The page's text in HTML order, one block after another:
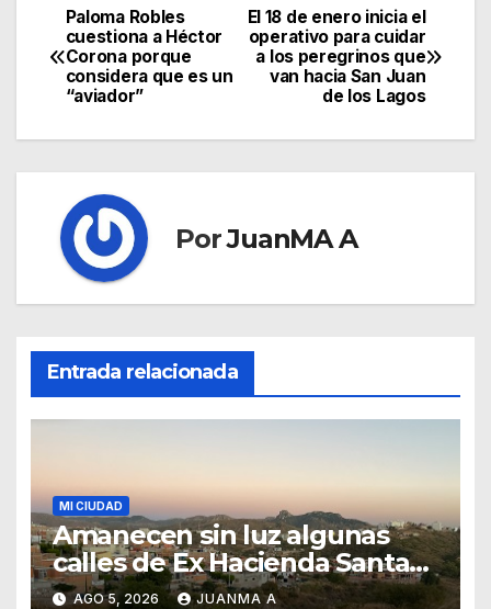
El 18 de enero inicia el
operativo para cuidar
a los peregrinos que
van hacia San Juan
de los Lagos
Paloma Robles
cuestiona a Héctor
Corona porque
considera que es un
“aviador”
PorJuanMA A
Entrada relacionada
MI CIUDAD
Amanecen sin luz algunas
calles de Ex Hacienda Santa
Teresa
AGO 5, 2026 JUANMA A